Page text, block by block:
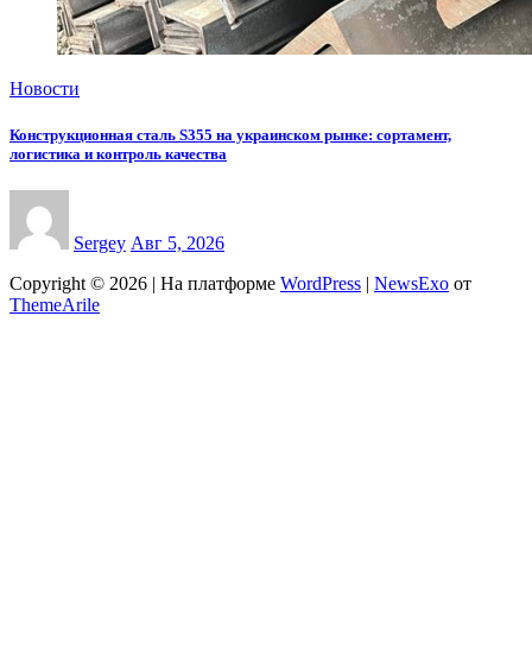
Новости
Конструкционная сталь S355 на украинском рынке: сортамент,
логистика и контроль качества
Sergey Авг 5, 2026
Copyright © 2026 | На платформе WordPress NewsExo от
ThemeArile